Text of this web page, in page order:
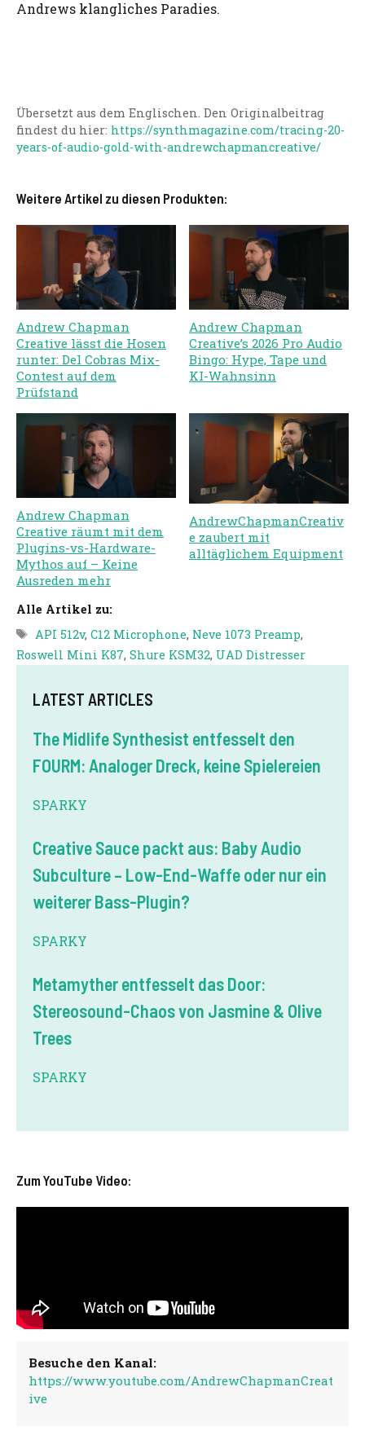
Andrews klangliches Paradies.
Übersetzt aus dem Englischen. Den Originalbeitrag
findest du hier: https://synthmagazine.com/tracing-20-
years-of-audio-gold-with-andrewchapmancreative/
Weitere Artikel zu diesen Produkten:
Andrew Chapman
Creative lässt die Hosen
runter: Del Cobras Mix-
Contest auf dem
Prüfstand
Andrew Chapman
Creative’s 2026 Pro Audio
Bingo: Hype, Tape und
KI-Wahnsinn
Andrew Chapman
Creative räumt mit dem
Plugins-vs-Hardware-
Mythos auf – Keine
Ausreden mehr
AndrewChapmanCreativ
e zaubert mit
alltäglichem Equipment
Alle Artikel zu:
Tags
API 512v,C12 Microphone, Neve 1073 Preamp,
Roswell Mini K87, Shure KSM32, UAD Distresser
LATEST ARTICLES
The Midlife Synthesist entfesselt den
FOURM: Analoger Dreck, keine Spielereien
SPARKY
Creative Sauce packt aus: Baby Audio
Subculture – Low-End-Waffe oder nur ein
weiterer Bass-Plugin?
SPARKY
Metamyther entfesselt das Door:
Stereosound-Chaos von Jasmine & Olive
Trees
SPARKY
Zum YouTube Video:
Besuche den Kanal:
https://www.youtube.com/AndrewChapmanCreat
ive